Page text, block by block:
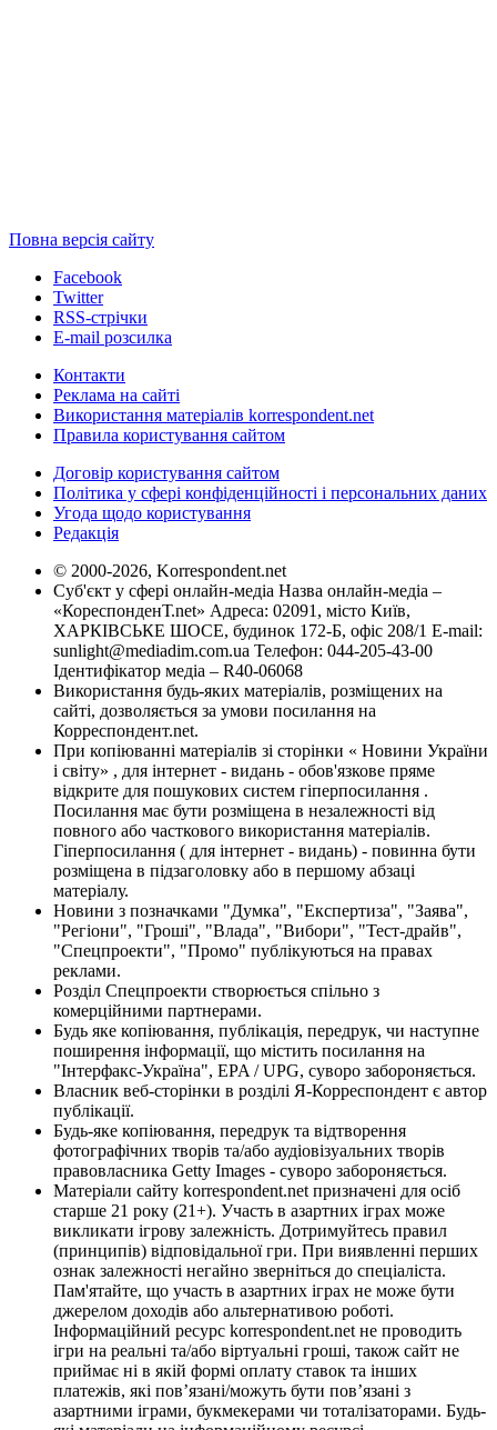
Повна версія сайту
Facebook
Twitter
RSS-стрічки
E-mail розсилка
Контакти
Реклама на сайті
Використання матеріалів korrespondent.net
Правила користування сайтом
Договір користування сайтом
Політика у сфері конфіденційності і персональних даних
Угода щодо користування
Редакція
© 2000-2026, Korrespondent.net
Суб'єкт у сфері онлайн-медіа Назва онлайн-медіа –
«КореспонденТ.net» Адреса: 02091, місто Київ,
ХАРКІВСЬКЕ ШОСЕ, будинок 172-Б, офіс 208/1 E-mail:
sunlight@mediadim.com.ua Телефон: 044-205-43-00
Ідентифікатор медіа – R40-06068
Використання будь-яких матеріалів, розміщених на
сайті, дозволяється за умови посилання на
Корреспондент.net.
При копіюванні матеріалів зі сторінки « Новини України
і світу» , для інтернет - видань - обов'язкове пряме
відкрите для пошукових систем гіперпосилання .
Посилання має бути розміщена в незалежності від
повного або часткового використання матеріалів.
Гіперпосилання ( для інтернет - видань) - повинна бути
розміщена в підзаголовку або в першому абзаці
матеріалу.
Новини з позначками "Думка", "Експертиза", "Заява",
"Регіони", "Гроші", "Влада", "Вибори", "Тест-драйв",
"Спецпроекти", "Промо" публікуються на правах
реклами.
Розділ Спецпроекти створюється спільно з
комерційними партнерами.
Будь яке копіювання, публікація, передрук, чи наступне
поширення інформації, що містить посилання на
"Інтерфакс-Україна", EPA / UPG, суворо забороняється.
Власник веб-сторінки в розділі Я-Корреспондент є автор
публікації.
Будь-яке копіювання, передрук та відтворення
фотографічних творів та/або аудіовізуальних творів
правовласника Getty Images - суворо забороняється.
Матеріали сайту korrespondent.net призначені для осіб
старше 21 року (21+). Участь в азартних іграх може
викликати ігрову залежність. Дотримуйтесь правил
(принципів) відповідальної гри. При виявленні перших
ознак залежності негайно зверніться до спеціаліста.
Пам'ятайте, що участь в азартних іграх не може бути
джерелом доходів або альтернативою роботі.
Інформаційний ресурс korrespondent.net не проводить
ігри на реальні та/або віртуальні гроші, також сайт не
приймає ні в якій формі оплату ставок та інших
платежів, які пов’язані/можуть бути пов’язані з
азартними іграми, букмекерами чи тоталізаторами. Будь-